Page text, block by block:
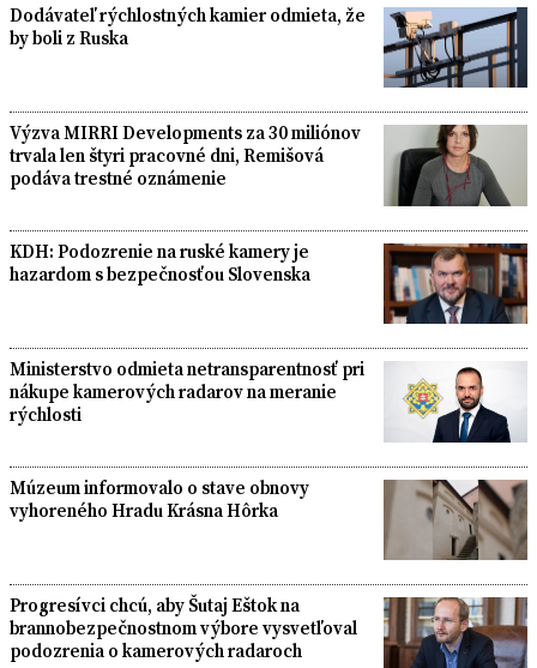
Dodávateľ rýchlostných kamier odmieta, že
by boli z Ruska
Výzva MIRRI Developments za 30 miliónov
trvala len štyri pracovné dni, Remišová
podáva trestné oznámenie
KDH: Podozrenie na ruské kamery je
hazardom s bezpečnosťou Slovenska
Ministerstvo odmieta netransparentnosť pri
nákupe kamerových radarov na meranie
rýchlosti
Múzeum informovalo o stave obnovy
vyhoreného Hradu Krásna Hôrka
Progresívci chcú, aby Šutaj Eštok na
brannobezpečnostnom výbore vysvetľoval
podozrenia o kamerových radaroch